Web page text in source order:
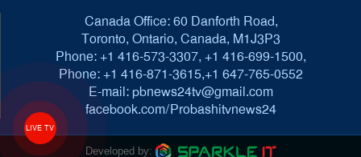
LIVE TV
Canada Office: 60 Danforth Road,
Toronto, Ontario, Canada, M1J3P3
Phone: +1 416-573-3307, +1 416-699-1500,
Phone: +1 416-871-3615,+1 647-765-0552
E-mail: pbnews24tv@gmail.com
facebook.com/Probashitvnews24
Developed by: